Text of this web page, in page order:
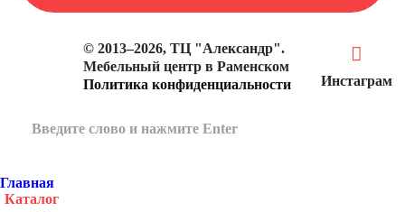
© 2013–2026, ТЦ "Александр".
Мебельный центр в Раменском
Политика конфиденциальности
Инстаграм
Главная
Каталог